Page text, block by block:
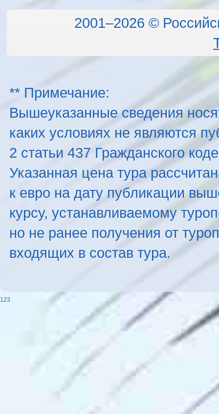
2001–2026 ©
** Примечание:
Вышеуказанные сведения
каких условиях не являются
2 статьи 437 Гражданского
Указанная цена тура
к евро на дату публикации
курсу, устанавливаемому
но не ранее получения от
входящих в состав тура.
123